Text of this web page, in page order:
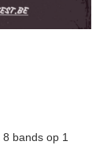
bands op 1